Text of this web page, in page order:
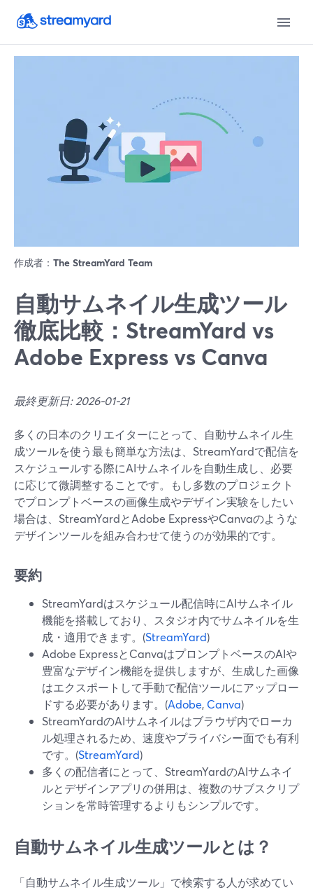
作成者： The StreamYard Team
自動サムネイル生成ツール
徹底比較：StreamYard vs
Adobe Express vs Canva
最終更新日: 2026-01-21
多くの日本のクリエイターにとって、自動サムネイル生
成ツールを使う最も簡単な方法は、StreamYardで配信を
スケジュールする際にAIサムネイルを自動生成し、必要
に応じて微調整することです。もし多数のプロジェクト
でプロンプトベースの画像生成やデザイン実験をしたい
場合は、StreamYardとAdobe ExpressやCanvaのような
デザインツールを組み合わせて使うのが効果的です。
要約
StreamYardはスケジュール配信時にAIサムネイル
機能を搭載しており、スタジオ内でサムネイルを生
成・適用できます。(StreamYard)
Adobe ExpressとCanvaはプロンプトベースのAIや
豊富なデザイン機能を提供しますが、生成した画像
はエクスポートして手動で配信ツールにアップロー
ドする必要があります。(Adobe, Canva)
StreamYardのAIサムネイルはブラウザ内でローカ
ル処理されるため、速度やプライバシー面でも有利
です。(StreamYard)
多くの配信者にとって、StreamYardのAIサムネイ
ルとデザインアプリの併用は、複数のサブスクリプ
ションを常時管理するよりもシンプルです。
自動サムネイル生成ツールとは？
「自動サムネイル生成ツール」で検索する人が求めてい